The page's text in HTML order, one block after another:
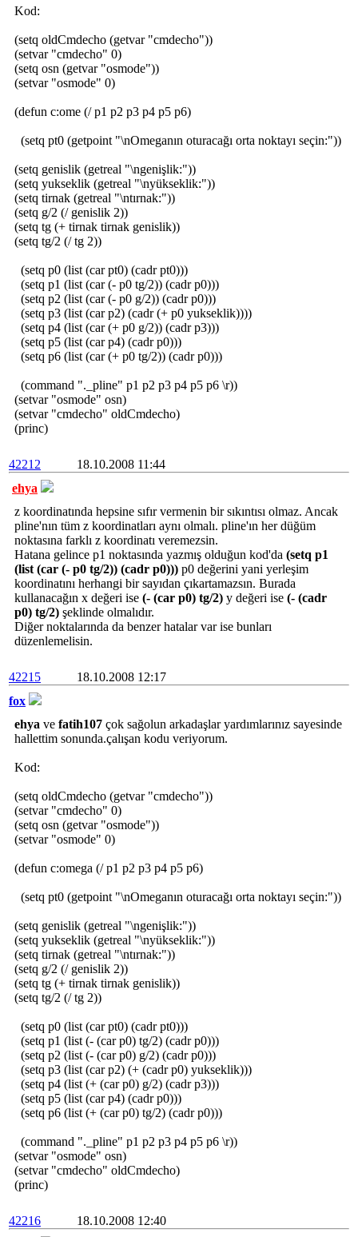
Kod:
(setq oldCmdecho (getvar "cmdecho"))
(setvar "cmdecho" 0)
(setq osn (getvar "osmode"))
(setvar "osmode" 0)
(defun c:ome (/ p1 p2 p3 p4 p5 p6)
(setq pt0 (getpoint "\nOmeganın oturacağı orta noktayı seçin:"))
(setq genislik (getreal "\ngenişlik:"))
(setq yukseklik (getreal "\nyükseklik:"))
(setq tirnak (getreal "\ntırnak:"))
(setq g/2 (/ genislik 2))
(setq tg (+ tirnak tirnak genislik))
(setq tg/2 (/ tg 2))
(setq p0 (list (car pt0) (cadr pt0)))
(setq p1 (list (car (- p0 tg/2)) (cadr p0)))
(setq p2 (list (car (- p0 g/2)) (cadr p0)))
(setq p3 (list (car p2) (cadr (+ p0 yukseklik))))
(setq p4 (list (car (+ p0 g/2)) (cadr p3)))
(setq p5 (list (car p4) (cadr p0)))
(setq p6 (list (car (+ p0 tg/2)) (cadr p0)))
(command "._pline" p1 p2 p3 p4 p5 p6 \r))
(setvar "osmode" osn)
(setvar "cmdecho" oldCmdecho)
(princ)
42212
18.10.2008 11:44
ehya
z koordinatında hepsine sıfır vermenin bir sıkıntısı olmaz. Ancak
pline'nın tüm z koordinatları aynı olmalı. pline'ın her düğüm
noktasına farklı z koordinatı veremezsin.
Hatana gelince p1 noktasında yazmış olduğun kod'da (setq p1
(list (car (- p0 tg/2)) (cadr p0))) p0 değerini yani yerleşim
koordinatını herhangi bir sayıdan çıkartamazsın. Burada
kullanacağın x değeri ise (- (car p0) tg/2) y değeri ise (- (cadr
p0) tg/2) şeklinde olmalıdır.
Diğer noktalarında da benzer hatalar var ise bunları
düzenlemelisin.
42215
18.10.2008 12:17
fox
ehya ve fatih107 çok sağolun arkadaşlar yardımlarınız sayesinde
hallettim sonunda.çalışan kodu veriyorum.
Kod:
(setq oldCmdecho (getvar "cmdecho"))
(setvar "cmdecho" 0)
(setq osn (getvar "osmode"))
(setvar "osmode" 0)
(defun c:omega (/ p1 p2 p3 p4 p5 p6)
(setq pt0 (getpoint "\nOmeganın oturacağı orta noktayı seçin:"))
(setq genislik (getreal "\ngenişlik:"))
(setq yukseklik (getreal "\nyükseklik:"))
(setq tirnak (getreal "\ntırnak:"))
(setq g/2 (/ genislik 2))
(setq tg (+ tirnak tirnak genislik))
(setq tg/2 (/ tg 2))
(setq p0 (list (car pt0) (cadr pt0)))
(setq p1 (list (- (car p0) tg/2) (cadr p0)))
(setq p2 (list (- (car p0) g/2) (cadr p0)))
(setq p3 (list (car p2) (+ (cadr p0) yukseklik)))
(setq p4 (list (+ (car p0) g/2) (cadr p3)))
(setq p5 (list (car p4) (cadr p0)))
(setq p6 (list (+ (car p0) tg/2) (cadr p0)))
(command "._pline" p1 p2 p3 p4 p5 p6 \r))
(setvar "osmode" osn)
(setvar "cmdecho" oldCmdecho)
(princ)
42216
18.10.2008 12:40